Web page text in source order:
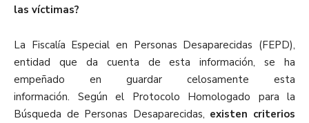
las víctimas?
La Fiscalía Especial en Personas Desaparecidas (FEPD),
entidad que da cuenta de esta información, se ha
empeñado en guardar celosamente esta
información. Según el Protocolo Homologado para la
Búsqueda de Personas Desaparecidas, existen criterios